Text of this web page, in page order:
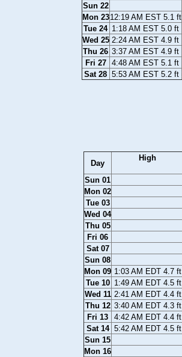
Sun 22
Mon 2312:19 AM EST 5.1 ft
Tue 24 1:18 AM EST 5.0 ft
Wed 25 2:24 AM EST 4.9 ft
Thu 26 3:37 AM EST 4.9 ft
Fri 27
4:48 AM EST 5.1 ft
Sat 28 5:53 AM EST 5.2 ft
Day
High
Sun 01
Mon 02
Tue 03
Wed 04
Thu 05
Fri 06
Sat 07
Sun 08
Mon 09 1:03 AM EDT 4.7 ft
Tue 10 1:49 AM EDT 4.5 ft
Wed 11 2:41 AM EDT 4.4 ft
Thu 12 3:40 AM EDT 4.3 ft
Fri 13
4:42 AM EDT 4.4 ft
Sat 14 5:42 AM EDT 4.5 ft
Sun 15
Mon 16